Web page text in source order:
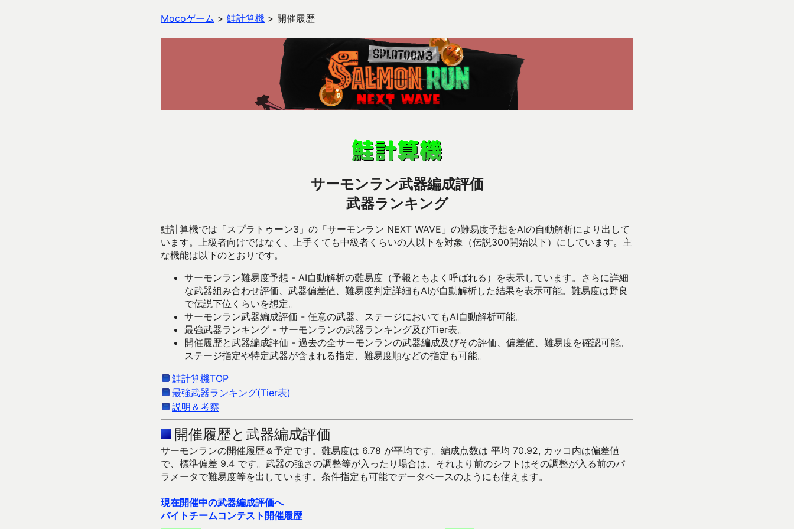
Mocoゲーム > 鮭計算機 > 開催履歴
サーモンラン武器編成評価
武器ランキング
鮭計算機では「スプラトゥーン3」の「サーモンラン NEXT WAVE」の難易度予想をAIの自動解析により出して
います。上級者向けではなく、上手くても中級者くらいの人以下を対象（伝説300開始以下）にしています。主
な機能は以下のとおりです。
サーモンラン難易度予想 - AI自動解析の難易度（予報ともよく呼ばれる）を表示しています。さらに詳細
な武器組み合わせ評価、武器偏差値、難易度判定詳細もAIが自動解析した結果を表示可能。難易度は野良
で伝説下位くらいを想定。
サーモンラン武器編成評価 - 任意の武器、ステージにおいてもAI自動解析可能。
最強武器ランキング - サーモンランの武器ランキング及びTier表。
開催履歴と武器編成評価 - 過去の全サーモンランの武器編成及びその評価、偏差値、難易度を確認可能。
ステージ指定や特定武器が含まれる指定、難易度順などの指定も可能。
鮭計算機TOP
最強武器ランキング(Tier表)
説明＆考察
開催履歴と武器編成評価
サーモンランの開催履歴＆予定です。難易度は 6.78 が平均です。編成点数は 平均 70.92, カッコ内は偏差値
で、標準偏差 9.4 です。武器の強さの調整等が入ったり場合は、それより前のシフトはその調整が入る前のパ
ラメータで難易度等を出しています。条件指定も可能でデータベースのようにも使えます。
現在開催中の武器編成評価へ
バイトチームコンテスト開催履歴